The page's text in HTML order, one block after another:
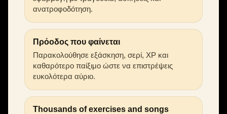
ανατροφοδότηση.
Πρόοδος που φαίνεται
Παρακολούθησε εξάσκηση, σερί, XP και
καθαρότερο παίξιμο ώστε να επιστρέψεις
ευκολότερα αύριο.
Thousands of exercises and songs